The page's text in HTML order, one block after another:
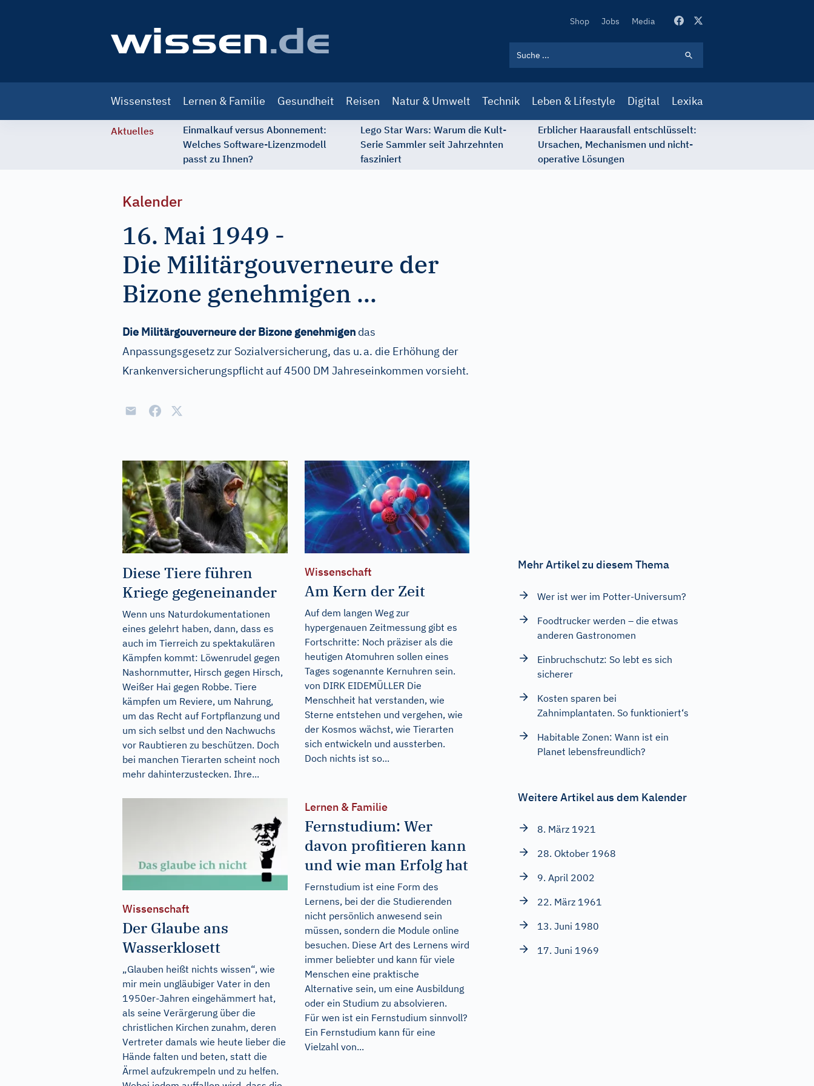
Secondary
Shop Jobs Media
navigation
Wissenstest Lernen & Familie Gesundheit Reisen Natur & Umwelt Technik Leben & Lifestyle Digital Lexika
Aktuelles
Einmalkauf versus Abonnement:
Welches Software-Lizenzmodell
passt zu Ihnen?
Lego Star Wars: Warum die Kult-
Serie Sammler seit Jahrzehnten
fasziniert
Erblicher Haarausfall entschlüsselt:
Ursachen, Mechanismen und nicht-
operative Lösungen
Kalender
16. Mai 1949 -
Die Militärgouverneure der
Bizone genehmigen ...
Die Militärgouverneure der Bizone genehmigen das
Anpassungsgesetz zur Sozialversicherung, das u. a. die Erhöhung der
Krankenversicherungspflicht auf 4500 DM Jahreseinkommen vorsieht.
Diese Tiere führen
Kriege gegeneinander
Wenn uns Naturdokumentationen
eines gelehrt haben, dann, dass es
auch im Tierreich zu spektakulären
Kämpfen kommt: Löwenrudel gegen
Nashornmutter, Hirsch gegen Hirsch,
Weißer Hai gegen Robbe. Tiere
kämpfen um Reviere, um Nahrung,
um das Recht auf Fortpflanzung und
um sich selbst und den Nachwuchs
vor Raubtieren zu beschützen. Doch
bei manchen Tierarten scheint noch
mehr dahinterzustecken. Ihre...
Wissenschaft
Am Kern der Zeit
Auf dem langen Weg zur
hypergenauen Zeitmessung gibt es
Fortschritte: Noch präziser als die
heutigen Atomuhren sollen eines
Tages sogenannte Kernuhren sein.
von DIRK EIDEMÜLLER Die
Menschheit hat verstanden, wie
Sterne entstehen und vergehen, wie
der Kosmos wächst, wie Tierarten
sich entwickeln und aussterben.
Doch nichts ist so...
Wissenschaft
Der Glaube ans
Wasserklosett
„Glauben heißt nichts wissen“, wie
mir mein ungläubiger Vater in den
1950er-Jahren eingehämmert hat,
als seine Verärgerung über die
christlichen Kirchen zunahm, deren
Vertreter damals wie heute lieber die
Hände falten und beten, statt die
Ärmel aufzukrempeln und zu helfen.
Lernen & Familie
Fernstudium: Wer
davon profitieren kann
und wie man Erfolg hat
Fernstudium ist eine Form des
Lernens, bei der die Studierenden
nicht persönlich anwesend sein
müssen, sondern die Module online
besuchen. Diese Art des Lernens wird
immer beliebter und kann für viele
Menschen eine praktische
Alternative sein, um eine Ausbildung
oder ein Studium zu absolvieren.
Für wen ist ein Fernstudium sinnvoll?
Ein Fernstudium kann für eine
Vielzahl von...
Mehr Artikel zu diesem Thema
Wer ist wer im Potter-Universum?
Foodtrucker werden – die etwas
anderen Gastronomen
Einbruchschutz: So lebt es sich
sicherer
Kosten sparen bei
Zahnimplantaten. So funktioniert‘s
Habitable Zonen: Wann ist ein
Planet lebensfreundlich?
Weitere Artikel aus dem Kalender
8. März 1921
28. Oktober 1968
9. April 2002
22. März 1961
13. Juni 1980
17. Juni 1969